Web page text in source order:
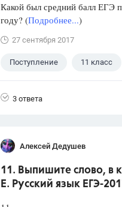
Какой был средний балл ЕГЭ
году? (Подробнее...)
27 сентября 2017
Поступление 11 класс
3 ответа
Алексей Дедушев
11. Выпишите слово, в
Е. Русский язык ЕГЭ-